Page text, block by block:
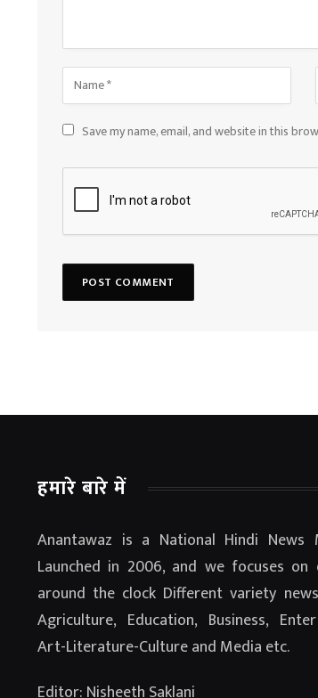
Save my name, email, and website in this
हमारे बारे में
Anantawaz is a National Hindi News
Launched in 2006, and we focuses on
around the clock Different variety
Agriculture, Education, Business,
Art-Literature-Culture and Media etc.
Editor: Nisheeth Saklani